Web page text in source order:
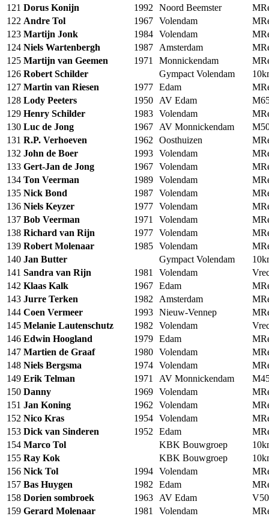
121 Dorus Konijn 1992 Noord Beemster
122 Andre Tol 1967 Volendam
123 Martijn Jonk 1984 Volendam
124 Niels Wartenbergh 1987 Amsterdam
125 Martijn van Geemen 1971 Monnickendam
126 Robert Schilder Gympact Volendam
127 Martin van Riesen 1977 Edam
128 Lody Peeters 1950 AV Edam
129 Henry Schilder 1983 Volendam
130 Luc de Jong 1967 AV Monnickendam
131 R.P. Verhoeven 1962 Oosthuizen
132 John de Boer 1993 Volendam
133 Gert-Jan de Jong 1967 Volendam
134 Ton Veerman 1989 Volendam
135 Nick Bond 1987 Volendam
136 Niels Keyzer 1977 Volendam
137 Bob Veerman 1971 Volendam
138 Richard van Rijn 1977 Volendam
139 Robert Molenaar 1985 Volendam
140 Jan Butter Gympact Volendam
141 Sandra van Rijn 1981 Volendam
142 Klaas Kalk 1967 Edam
143 Jurre Terken 1982 Amsterdam
144 Coen Vermeer 1993 Nieuw-Vennep
145 Melanie Lautenschutz 1982 Volendam
146 Edwin Hoogland 1979 Edam
147 Martien de Graaf 1980 Volendam
148 Niels Bergsma 1974 Volendam
149 Erik Telman 1971 AV Monnickendam
150 Danny 1969 Volendam
151 Jan Koning 1962 Volendam
152 Nico Kras 1954 Volendam
153 Dick van Sinderen 1952 Edam
154 Marco Tol KBK Bouwgroep
155 Ray Kok KBK Bouwgroep
156 Nick Tol 1994 Volendam
157 Bas Huygen 1982 Edam
158 Dorien sombroek 1963 AV Edam
V50
159 Gerard Molenaar 1981 Volendam